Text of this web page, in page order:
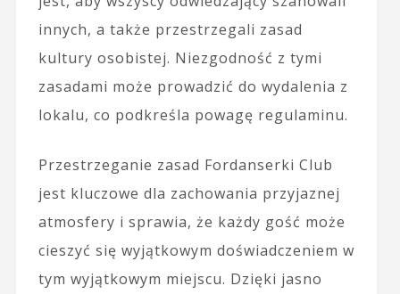
innych, a także przestrzegali zasad
kultury osobistej. Niezgodność z tymi
zasadami może prowadzić do wydalenia z
lokalu, co podkreśla powagę regulaminu.
Przestrzeganie zasad Fordanserki Club
jest kluczowe dla zachowania przyjaznej
atmosfery i sprawia, że każdy gość może
cieszyć się wyjątkowym doświadczeniem w
tym wyjątkowym miejscu. Dzięki jasno